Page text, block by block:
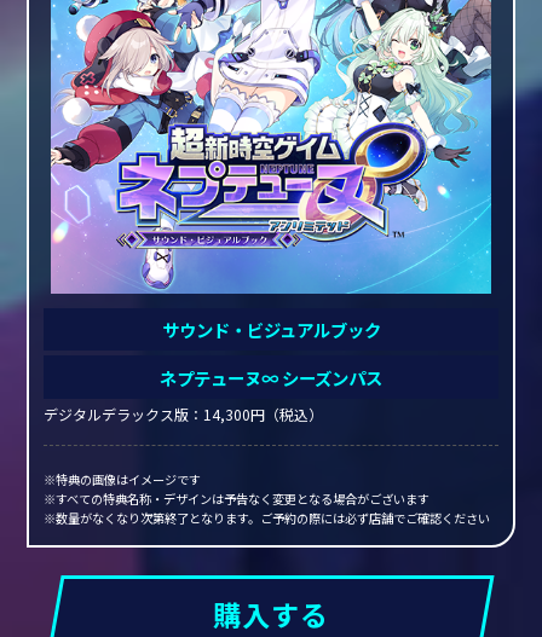
サウンド・ビジュアルブック
ネプテューヌ∞ シーズンパス
デジタルデラックス版：14,300円（税込）
※特典の画像はイメージです
※すべての特典名称・デザインは予告なく変更となる場合がございます
※数量がなくなり次第終了となります。ご予約の際には必ず店舗でご確認ください
購入する